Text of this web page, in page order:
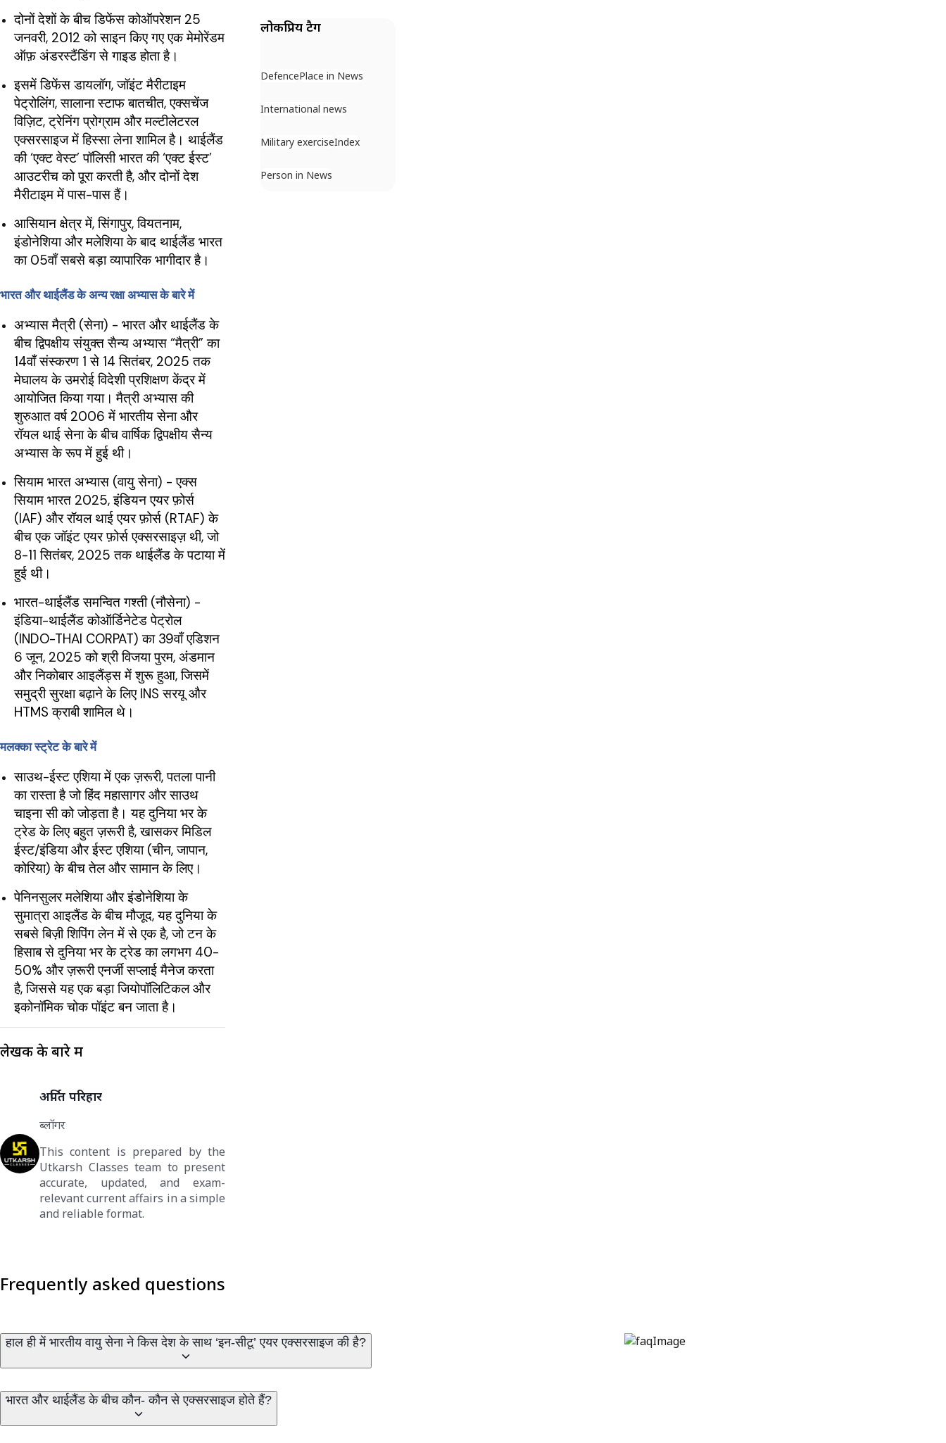
दोनों देशों के बीच डिफेंस कोऑपरेशन 25
जनवरी, 2012 को साइन किए गए एक मेमोरेंडम
ऑफ़ अंडरस्टैंडिंग से गाइड होता है।
इसमें डिफेंस डायलॉग, जॉइंट मैरीटाइम
पेट्रोलिंग, सालाना स्टाफ बातचीत, एक्सचेंज
विज़िट, ट्रेनिंग प्रोग्राम और मल्टीलेटरल
एक्सरसाइज में हिस्सा लेना शामिल है। थाईलैंड
की ‘एक्ट वेस्ट’ पॉलिसी भारत की ‘एक्ट ईस्ट’
आउटरीच को पूरा करती है, और दोनों देश
मैरीटाइम में पास-पास हैं।
आसियान क्षेत्र में, सिंगापुर, वियतनाम,
इंडोनेशिया और मलेशिया के बाद थाईलैंड भारत
का 05वाँ सबसे बड़ा व्यापारिक भागीदार है।
भारत और थाईलैंड के अन्य रक्षा अभ्यास के बारे में
अभ्यास मैत्री (सेना) - भारत और थाईलैंड के
बीच द्विपक्षीय संयुक्त सैन्य अभ्यास “मैत्री” का
14वाँ संस्करण 1 से 14 सितंबर, 2025 तक
मेघालय के उमरोई विदेशी प्रशिक्षण केंद्र में
आयोजित किया गया। मैत्री अभ्यास की
शुरुआत वर्ष 2006 में भारतीय सेना और
रॉयल थाई सेना के बीच वार्षिक द्विपक्षीय सैन्य
अभ्यास के रूप में हुई थी।
सियाम भारत अभ्यास (वायु सेना) - एक्स
सियाम भारत 2025, इंडियन एयर फ़ोर्स
(IAF) और रॉयल थाई एयर फ़ोर्स (RTAF) के
बीच एक जॉइंट एयर फ़ोर्स एक्सरसाइज़ थी, जो
8-11 सितंबर, 2025 तक थाईलैंड के पटाया में
हुई थी।
भारत-थाईलैंड समन्वित गश्ती (नौसेना) -
इंडिया-थाईलैंड कोऑर्डिनेटेड पेट्रोल
(INDO-THAI CORPAT) का 39वाँ एडिशन
6 जून, 2025 को श्री विजया पुरम, अंडमान
और निकोबार आइलैंड्स में शुरू हुआ, जिसमें
समुद्री सुरक्षा बढ़ाने के लिए INS सरयू और
HTMS क्राबी शामिल थे।
मलक्का स्ट्रेट के बारे में
साउथ-ईस्ट एशिया में एक ज़रूरी, पतला पानी
का रास्ता है जो हिंद महासागर और साउथ
चाइना सी को जोड़ता है। यह दुनिया भर के
ट्रेड के लिए बहुत ज़रूरी है, खासकर मिडिल
ईस्ट/इंडिया और ईस्ट एशिया (चीन, जापान,
कोरिया) के बीच तेल और सामान के लिए।
पेनिनसुलर मलेशिया और इंडोनेशिया के
सुमात्रा आइलैंड के बीच मौजूद, यह दुनिया के
सबसे बिज़ी शिपिंग लेन में से एक है, जो टन के
हिसाब से दुनिया भर के ट्रेड का लगभग 40-
50% और ज़रूरी एनर्जी सप्लाई मैनेज करता
है, जिससे यह एक बड़ा जियोपॉलिटिकल और
इकोनॉमिक चोक पॉइंट बन जाता है।
लेखक के बारे में
अर्पित परिहार
ब्लॉगर
This content is prepared by the
Utkarsh Classes team to present
accurate, updated, and exam-
relevant current affairs in a simple
and reliable format.
लोकप्रिय टैग
DefencePlace in News
International news
Military exerciseIndex
Person in News
Frequently asked questions
हाल ही में भारतीय वायु सेना ने किस देश के साथ ‘इन-सीटू’ एयर एक्सरसाइज की है?
भारत और थाईलैंड के बीच कौन- कौन से एक्सरसाइज होते हैं?